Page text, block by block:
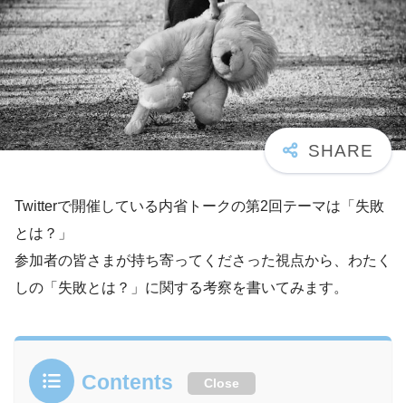
Twitterで開催している内省トークの第2回テーマは「失敗
とは？」
参加者の皆さまが持ち寄ってくださった視点から、わたく
しの「失敗とは？」に関する考察を書いてみます。
Contents Close